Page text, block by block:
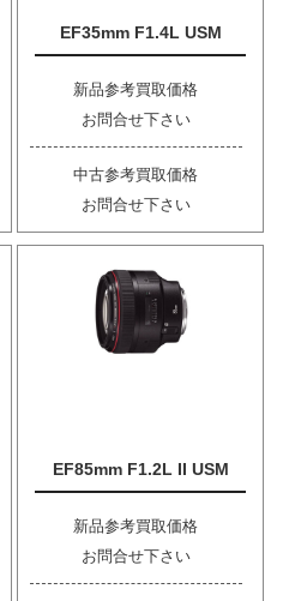
EF35mm F1.4L USM
新品参考買取価格
お問合せ下さい
中古参考買取価格
お問合せ下さい
EF85mm F1.2L II USM
新品参考買取価格
お問合せ下さい